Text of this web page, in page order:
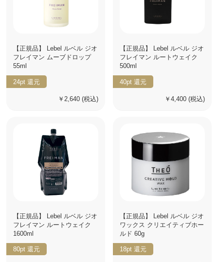
【正規品】 Lebel ルベル ジオ
フレイマン ムーブドロップ
55ml
24pt 還元
￥2,640 (税込)
【正規品】 Lebel ルベル ジオ
フレイマン ルートウェイク
500ml
40pt 還元
￥4,400 (税込)
【正規品】 Lebel ルベル ジオ
フレイマン ルートウェイク
1600ml
80pt 還元
【正規品】 Lebel ルベル ジオ
ワックス クリエイティブホー
ルド 60g
18pt 還元